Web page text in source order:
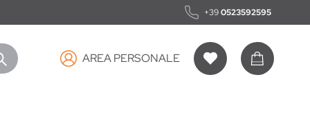
+390523592595
AREA PERSONALE Carrello